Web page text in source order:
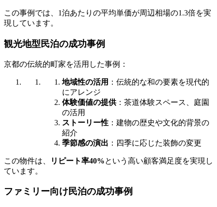
この事例では、1泊あたりの平均単価が周辺相場の1.3倍を実
現しています。
観光地型民泊の成功事例
京都の伝統的町家を活用した事例：
地域性の活用 ：伝統的な和の要素を現代的
にアレンジ
体験価値の提供：茶道体験スペース、庭園
の活用
ストーリー性 ：建物の歴史や文化的背景の
紹介
季節感の演出 ：四季に応じた装飾の変更
この物件は、 リピート率40%という高い顧客満足度を実現し
ています。
ファミリー向け民泊の成功事例